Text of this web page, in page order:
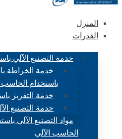
المنزل
القدرات
خدمة التصنيع الآلي
خدمة الخراطة
باستخدام الحاسب
خدمة التفريز
خدمة التصنيع
مواد التصنيع الآلي
الحاسب الآلي